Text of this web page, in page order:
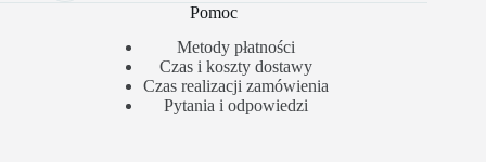
Pomoc
Metody płatności
Czas i koszty dostawy
Czas realizacji zamówienia
Pytania i odpowiedzi